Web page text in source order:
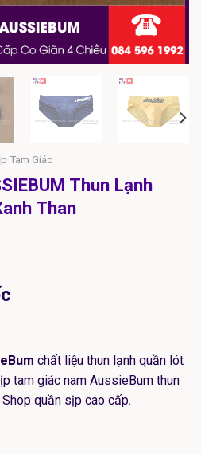
Tam Giác
Thun Lạnh
Than
chất liệu thun lạnh quần lót
tam giác nam AussieBum thun
quần sịp cao cấp.